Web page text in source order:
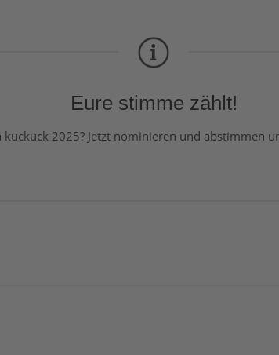
Eure stimme zählt!
kuckuck 2025? Jetzt nominieren und abstimmen